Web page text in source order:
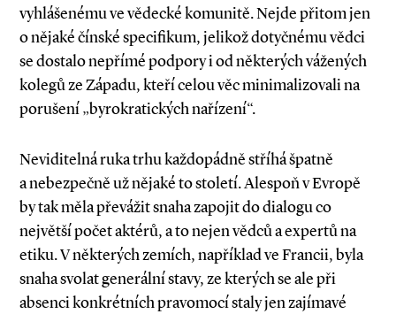
vyhlášenému ve vědecké komunitě. Nejde přitom jen
o nějaké čínské specifikum, jelikož dotyčnému vědci
se dostalo nepřímé podpory i od některých vážených
kolegů ze Západu, kteří celou věc minimalizovali na
porušení „byrokratických nařízení“.
Neviditelná ruka trhu každopádně stříhá špatně
a nebezpečně už nějaké to století. Alespoň v Evropě
by tak měla převážit snaha zapojit do dialogu co
největší počet aktérů, a to nejen vědců a expertů na
etiku. V některých zemích, například ve Francii, byla
snaha svolat generální stavy, ze kterých se ale při
absenci konkrétních pravomocí staly jen zajímavé